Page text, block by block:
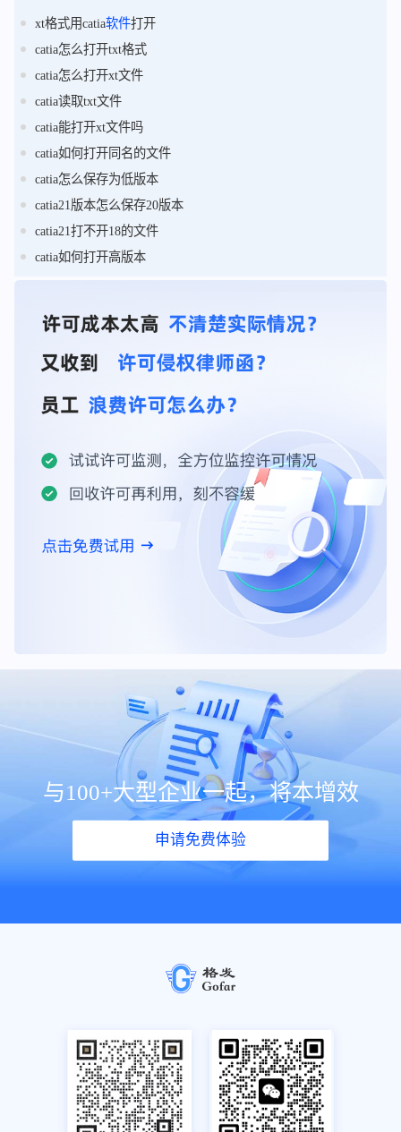
xt格式用catia软件打开
catia怎么打开txt格式
catia怎么打开xt文件
catia读取txt文件
catia能打开xt文件吗
catia如何打开同名的文件
catia怎么保存为低版本
catia21版本怎么保存20版本
catia21打不开18的文件
catia如何打开高版本
与100+大型企业一起，将本增效
申请免费体验